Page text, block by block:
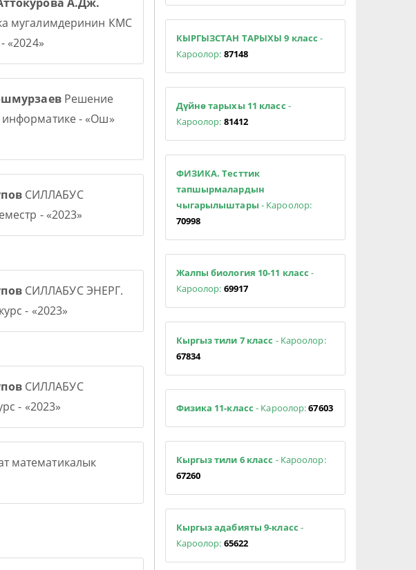
мугалимдеринин КМС
«2024»
Решение
- «Ош»
СИЛЛАБУС
- «2023»
СИЛЛАБУС ЭНЕРГ.
- «2023»
СИЛЛАБУС
- «2023»
математикалык
КЫРГЫЗСТАН ТАРЫХЫ 9 класс -
Кароолор: 87148
Дүйнө тарыхы 11 класс -
Кароолор: 81412
ФИЗИКА. Тесттик
тапшырмалардын
чыгарылыштары - Кароолор:
70998
Жалпы биология 10-11 класс -
Кароолор: 69917
Кыргыз тили 7 класс - Кароолор:
67834
Физика 11-класс - Кароолор:67603
Кыргыз тили 6 класс - Кароолор:
67260
Кыргыз адабияты 9-класс -
Кароолор: 65622